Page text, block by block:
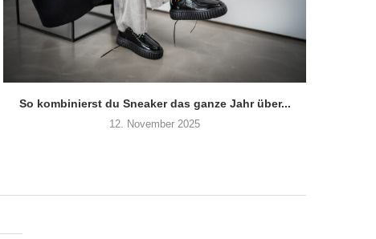
So kombinierst du Sneaker das ganze Jahr über...
12. November 2025